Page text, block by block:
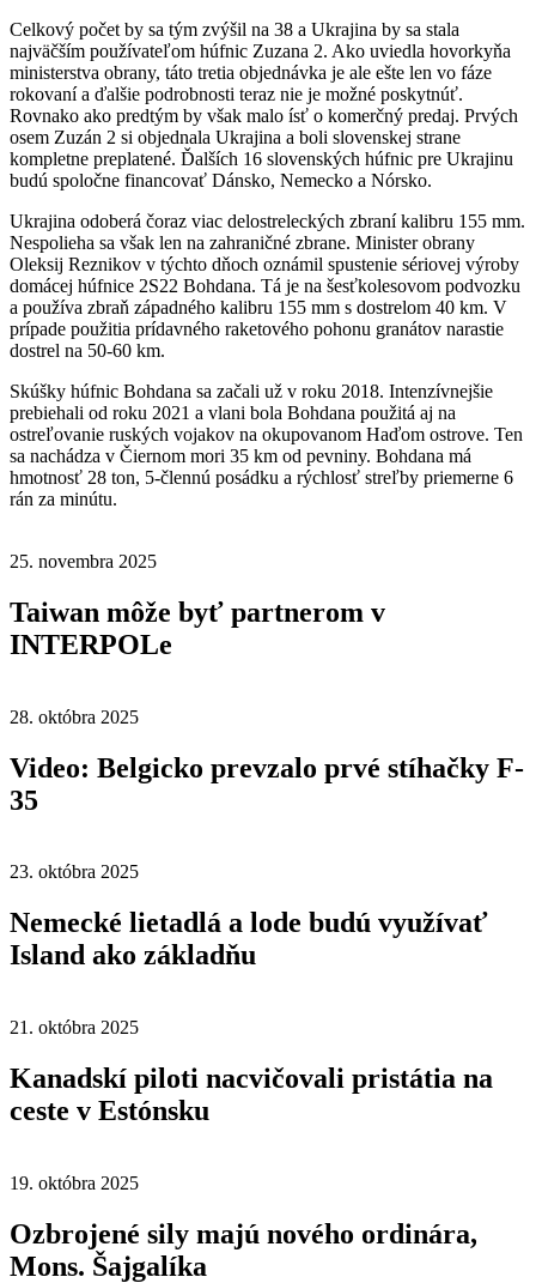
Celkový počet by sa tým zvýšil na 38 a Ukrajina by sa stala
najväčším používateľom húfnic Zuzana 2. Ako uviedla hovorkyňa
ministerstva obrany, táto tretia objednávka je ale ešte len vo fáze
rokovaní a ďalšie podrobnosti teraz nie je možné poskytnúť.
Rovnako ako predtým by však malo ísť o komerčný predaj. Prvých
osem Zuzán 2 si objednala Ukrajina a boli slovenskej strane
kompletne preplatené. Ďalších 16 slovenských húfnic pre Ukrajinu
budú spoločne financovať Dánsko, Nemecko a Nórsko.
Ukrajina odoberá čoraz viac delostreleckých zbraní kalibru 155 mm.
Nespolieha sa však len na zahraničné zbrane. Minister obrany
Oleksij Reznikov v týchto dňoch oznámil spustenie sériovej výroby
domácej húfnice 2S22 Bohdana. Tá je na šesťkolesovom podvozku
a používa zbraň západného kalibru 155 mm s dostrelom 40 km. V
prípade použitia prídavného raketového pohonu granátov narastie
dostrel na 50-60 km.
Skúšky húfnic Bohdana sa začali už v roku 2018. Intenzívnejšie
prebiehali od roku 2021 a vlani bola Bohdana použitá aj na
ostreľovanie ruských vojakov na okupovanom Haďom ostrove. Ten
sa nachádza v Čiernom mori 35 km od pevniny. Bohdana má
hmotnosť 28 ton, 5-člennú posádku a rýchlosť streľby priemerne 6
rán za minútu.
25. novembra 2025
Taiwan môže byť partnerom v
INTERPOLe
28. októbra 2025
Video: Belgicko prevzalo prvé stíhačky F-
35
23. októbra 2025
Nemecké lietadlá a lode budú využívať
Island ako základňu
21. októbra 2025
Kanadskí piloti nacvičovali pristátia na
ceste v Estónsku
19. októbra 2025
Ozbrojené sily majú nového ordinára,
Mons. Šajgalíka